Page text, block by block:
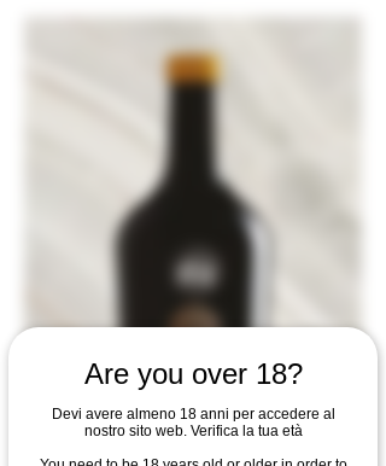
Are you over 18?
Devi avere almeno 18 anni per accedere al
nostro sito web. Verifica la tua età